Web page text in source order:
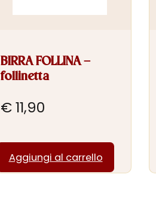
BIRRA FOLLINA –
follinetta
€11,90
Aggiungi al carrello